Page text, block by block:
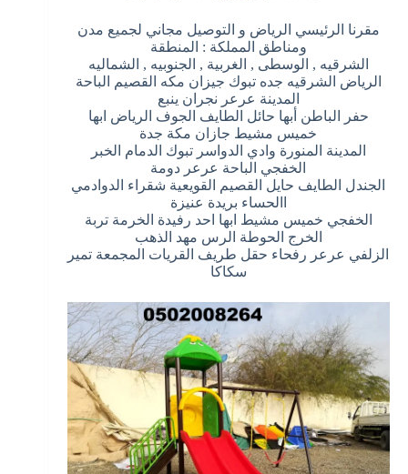
مقرنا الرئيسي الرياض و التوصيل مجاني لجميع مدن
ومناطق المملكة : المنطقة
الشرقيه , الوسطى , الغربية , الجنوبيه , الشماليه
الرياض الشرقيه جده تبوك جيزان مكه القصيم الباحة
المدينة عرعر نجران ينبع
حفر الباطن أبها حائل الطايف الجوف الرياض ابها
خميس مشيط جازان مكة جدة
المدينة المنورة وادي الدواسر تبوك الدمام الخبر
الخفجي الباحة عرعر دومة
الجندل الطايف حايل القصيم القويعية شقراء الدوادمي
االحساء بريدة عنيزة
الخفجي خميس مشيط ابها احد رفيدة الخرمة تربة
الخرج الحوطة الرس مهد الذهب
الزلفي عرعر رفحاء حقل طريف القريات المجمعة تمير
سكاكا